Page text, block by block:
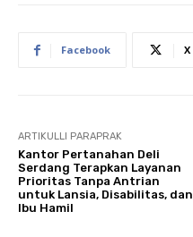
Facebook X
ARTIKULLI PARAPRAK
Kantor Pertanahan Deli
Serdang Terapkan Layanan
Prioritas Tanpa Antrian
untuk Lansia, Disabilitas, dan
Ibu Hamil